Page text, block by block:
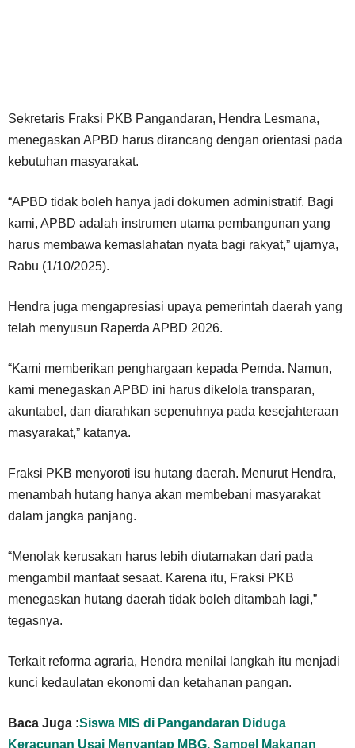
Sekretaris Fraksi PKB Pangandaran, Hendra Lesmana,
menegaskan APBD harus dirancang dengan orientasi pada
kebutuhan masyarakat.
“APBD tidak boleh hanya jadi dokumen administratif. Bagi
kami, APBD adalah instrumen utama pembangunan yang
harus membawa kemaslahatan nyata bagi rakyat,” ujarnya,
Rabu (1/10/2025).
Hendra juga mengapresiasi upaya pemerintah daerah yang
telah menyusun Raperda APBD 2026.
“Kami memberikan penghargaan kepada Pemda. Namun,
kami menegaskan APBD ini harus dikelola transparan,
akuntabel, dan diarahkan sepenuhnya pada kesejahteraan
masyarakat,” katanya.
Fraksi PKB menyoroti isu hutang daerah. Menurut Hendra,
menambah hutang hanya akan membebani masyarakat
dalam jangka panjang.
“Menolak kerusakan harus lebih diutamakan dari pada
mengambil manfaat sesaat. Karena itu, Fraksi PKB
menegaskan hutang daerah tidak boleh ditambah lagi,”
tegasnya.
Terkait reforma agraria, Hendra menilai langkah itu menjadi
kunci kedaulatan ekonomi dan ketahanan pangan.
Baca Juga :Siswa MIS di Pangandaran Diduga
Keracunan Usai Menyantap MBG, Sampel Makanan